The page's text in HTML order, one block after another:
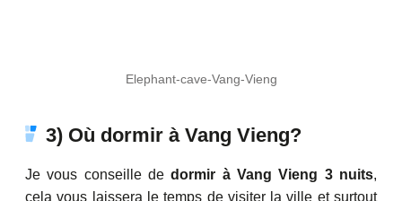
Elephant-cave-Vang-Vieng
3) Où dormir à Vang Vieng?
Je vous conseille dedormir à Vang Vieng 3 nuits,
cela vous laissera le temps de visiter la ville et surtout